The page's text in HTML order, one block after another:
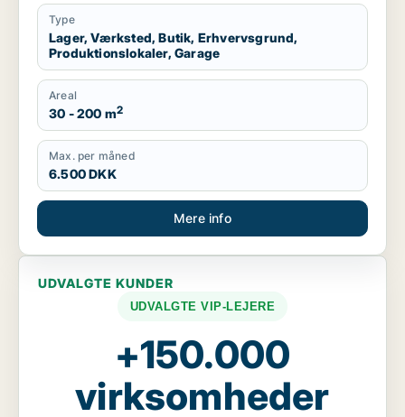
Type
Lager, Værksted, Butik, Erhvervsgrund,
Produktionslokaler, Garage
Areal
30 - 200 m2
Max. per måned
6.500 DKK
Mere info
UDVALGTE KUNDER
UDVALGTE VIP-LEJERE
+150.000
virksomheder